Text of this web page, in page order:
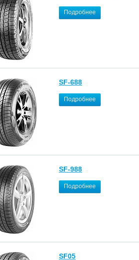
Подробнее
SF-688
Подробнее
SF-988
Подробнее
SF05